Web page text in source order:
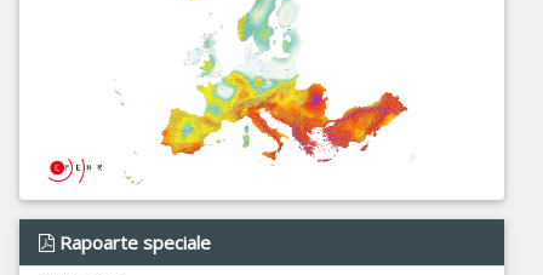
Rapoarte speciale